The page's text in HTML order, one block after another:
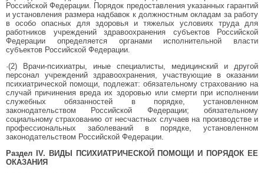
Российской Федерации. Порядок предоставления указанных гарантий
и установления размера надбавок к должностным окладам за работу
в особо опасных для здоровья и тяжелых условиях труда для
работников учреждений здравоохранения субъектов Российской
Федерации определяется органами исполнительной власти
субъектов Российской Федерации.
·(2) Врачи-психиатры, иные специалисты, медицинский и другой
персонал учреждений здравоохранения, участвующие в оказании
психиатрической помощи, подлежат: обязательному страхованию на
случай причинения вреда их здоровью или смерти при исполнении
служебных обязанностей в порядке, установленном
законодательством Российской Федерации; обязательному
социальному страхованию от несчастных случаев на производстве и
профессиональных заболеваний в порядке, установленном
законодательством Российской Федерации.
Раздел IV. ВИДЫ ПСИХИАТРИЧЕСКОЙ ПОМОЩИ И ПОРЯДОК ЕЕ
ОКАЗАНИЯ